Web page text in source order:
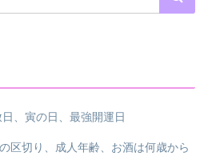
、寅の日、最強開運日
区切り、成人年齢、お酒は何歳から